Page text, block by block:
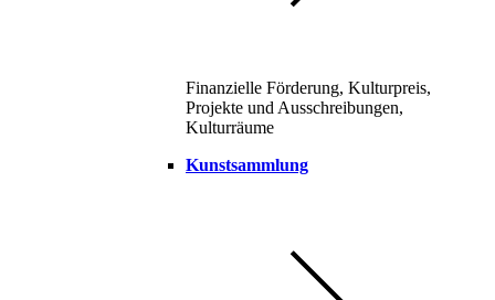
Finanzielle Förderung, Kulturpreis,
Projekte und Ausschreibungen,
Kulturräume
Kunstsammlung